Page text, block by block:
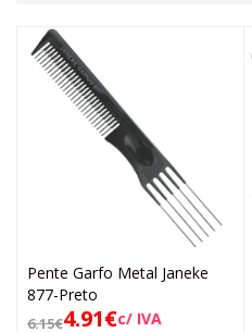
Pente Garfo Metal Janeke
877-Preto
6.15€4.91€c/ IVA